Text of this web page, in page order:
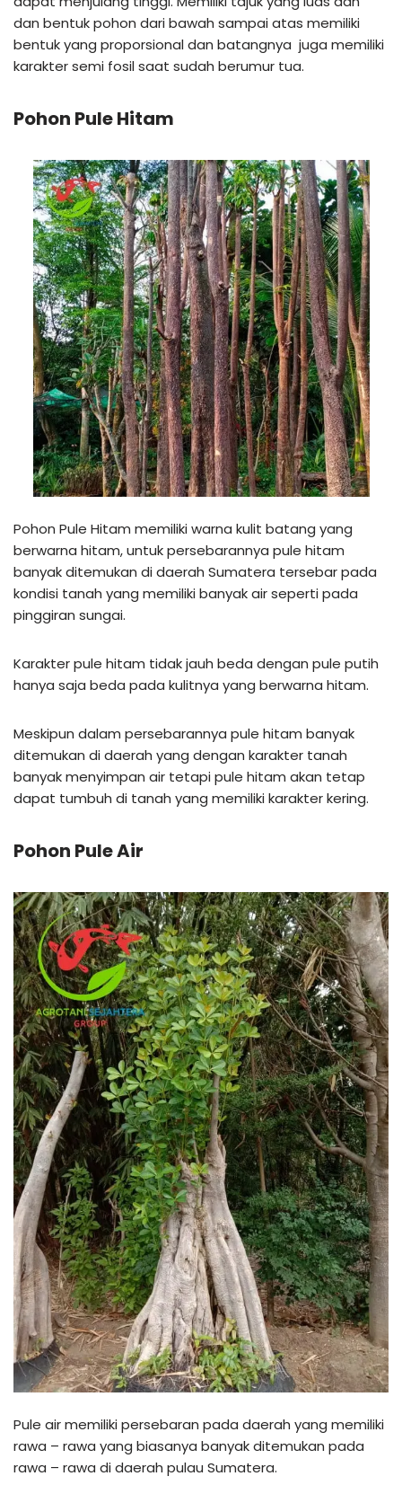
dan bentuk pohon dari bawah sampai atas memiliki
bentuk yang proporsional dan batangnya juga memiliki
karakter semi fosil saat sudah berumur tua.
Pohon Pule Hitam
Pohon Pule Hitam memiliki warna kulit batang yang
berwarna hitam, untuk persebarannya pule hitam
banyak ditemukan di daerah Sumatera tersebar pada
kondisi tanah yang memiliki banyak air seperti pada
pinggiran sungai.
Karakter pule hitam tidak jauh beda dengan pule putih
hanya saja beda pada kulitnya yang berwarna hitam.
Meskipun dalam persebarannya pule hitam banyak
ditemukan di daerah yang dengan karakter tanah
banyak menyimpan air tetapi pule hitam akan tetap
dapat tumbuh di tanah yang memiliki karakter kering.
Pohon Pule Air
Pule air memiliki persebaran pada daerah yang memiliki
rawa – rawa yang biasanya banyak ditemukan pada
rawa – rawa di daerah pulau Sumatera.